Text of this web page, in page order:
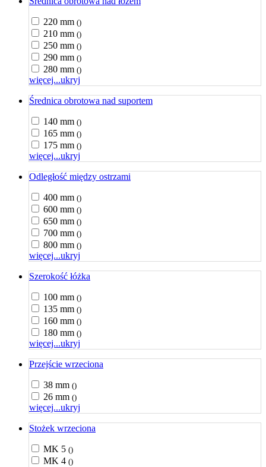
220 mm ()
210 mm ()
250 mm ()
290 mm ()
280 mm ()
więcej...ukryj
Średnica obrotowa nad suportem
140 mm ()
165 mm ()
175 mm ()
więcej...ukryj
Odległość między ostrzami
400 mm ()
600 mm ()
650 mm ()
700 mm ()
800 mm ()
więcej...ukryj
Szerokość łóżka
100 mm ()
135 mm ()
160 mm ()
180 mm ()
więcej...ukryj
Przejście wrzeciona
38 mm ()
26 mm ()
więcej...ukryj
Stożek wrzeciona
MK 5 ()
MK 4 ()